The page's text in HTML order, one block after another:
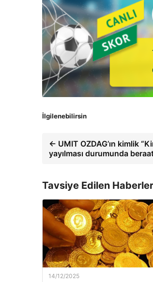
İlgilenebilirsin
← UMIT OZDAG’ın kimlik
yayılması durumunda
Tavsiye Edilen Haberler
14/12/2025